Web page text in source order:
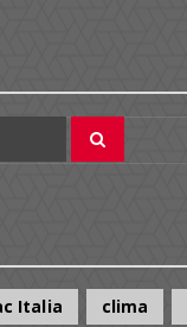
Italia clima